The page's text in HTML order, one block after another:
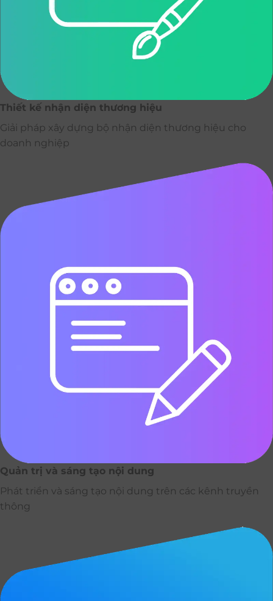
Thiết kế nhận diện thương hiệu
Giải pháp xây dựng bộ nhận diện thương hiệu cho
doanh nghiệp
Quản trị và sáng tạo nội dung
Phát triển và sáng tạo nội dung trên các kênh truyền
thông